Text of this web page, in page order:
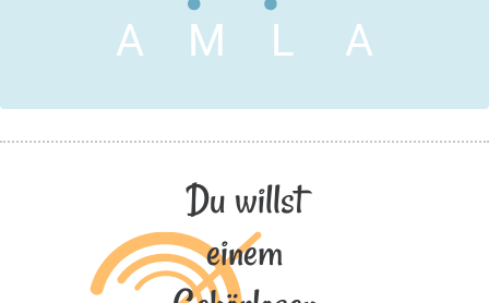
A M L A
Du willst
einem